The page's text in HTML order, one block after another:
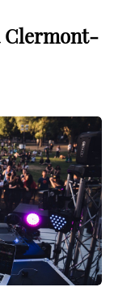
Clermont-